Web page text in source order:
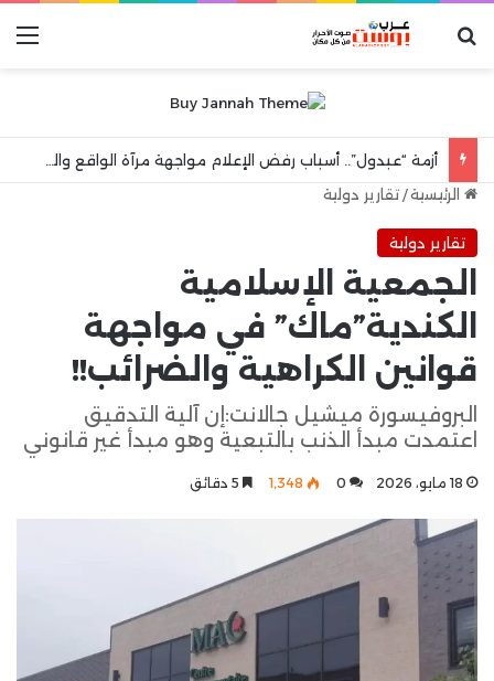
بحث عن
الرئيسية/ تقارير دولية
تقارير دولية
الجمعية الإسلامية
الكندية”ماك” في مواجهة
قوانين الكراهية والضرائب!!
البروفيسورة ميشيل جالانت:إن آلية التدقيق
اعتمدت مبدأ الذنب بالتبعية وهو مبدأ غير قانوني
18 مايو، 2026 0 1٬348